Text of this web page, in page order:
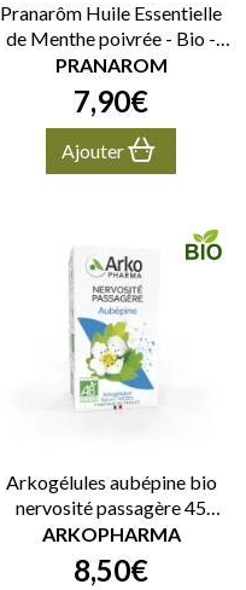
Pranarôm Huile Essentielle
de Menthe poivrée - Bio -
5ml
PRANAROM
7,90€
Ajouter
Arkogélules aubépine bio
nervosité passagère 45
gélules
ARKOPHARMA
8,50€